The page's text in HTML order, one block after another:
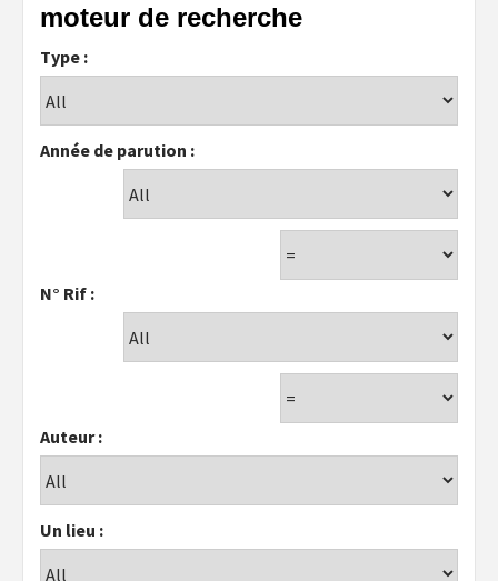
moteur de recherche
Type :
Année de parution :
N° Rif :
Auteur :
Un lieu :